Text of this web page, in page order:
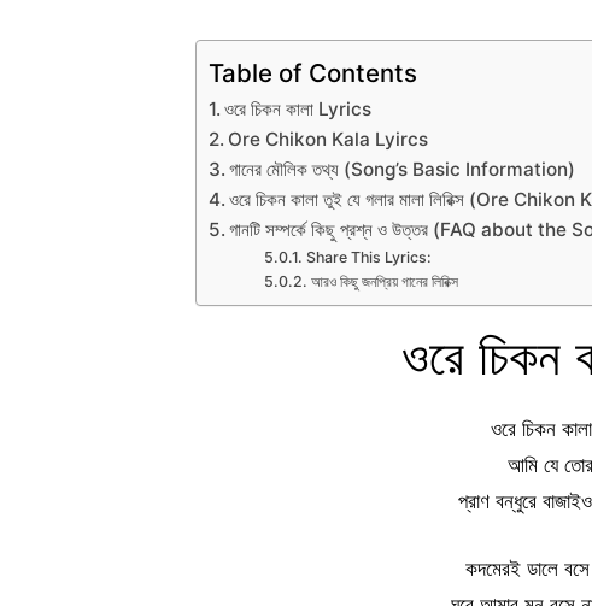
Table of Contents
ওরে চিকন কালা Lyrics
Ore Chikon Kala Lyircs
গানের মৌলিক তথ্য (Song’s Basic Information)
ওরে চিকন কালা তুই যে গলার মালা লিরিক্স (Ore
গানটি সম্পর্কে কিছু প্রশ্ন ও উত্তর (FAQ about the
Share This Lyrics:
আরও কিছু জনপ্রিয় গানের লিরিক্স
ওরে চিকন
ওরে চিকন
আমি যে
প্রাণ বন্ধুরে
কদমেরই ডালে বসে